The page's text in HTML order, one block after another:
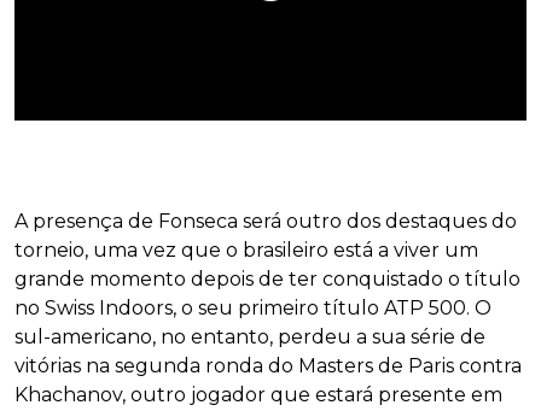
A presença de Fonseca será outro dos destaques do
torneio, uma vez que o brasileiro está a viver um
grande momento depois de ter conquistado o título
no Swiss Indoors, o seu primeiro título ATP 500. O
sul-americano, no entanto, perdeu a sua série de
vitórias na segunda ronda do Masters de Paris contra
Khachanov, outro jogador que estará presente em